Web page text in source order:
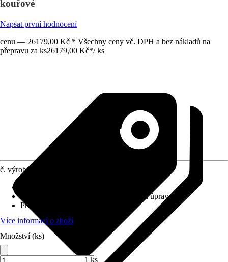
kouřové
Napsat první hodnocení
cenu — 26179,00 Kč * Všechny ceny vč. DPH a bez nákladů na
přepravu za ks26179,00 Kč*/ ks
č. výrobku
S práškovou úpravou
Profil
Více informací o zboží
Množství (ks)
1 ks